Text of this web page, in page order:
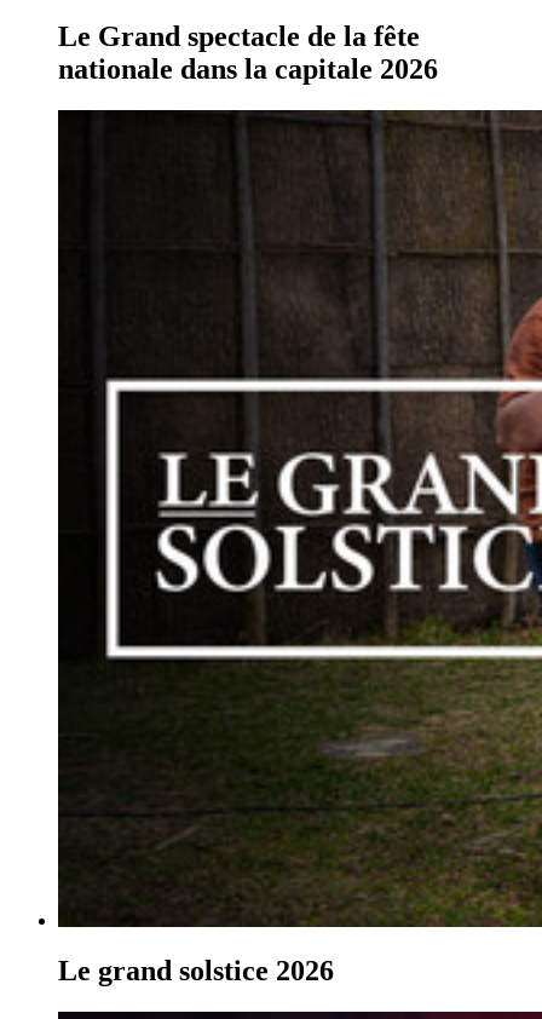
Le Grand spectacle de la fête
nationale dans la capitale 2026
Le grand solstice 2026